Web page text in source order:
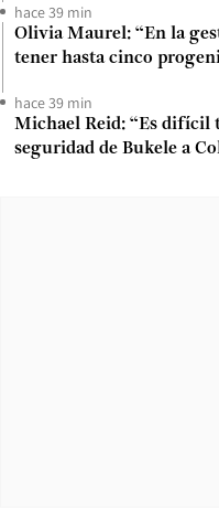
hace 39 min
Olivia Maurel: “En la
tener hasta cinco
hace 39 min
Michael Reid: “Es difícil
seguridad de Bukele a